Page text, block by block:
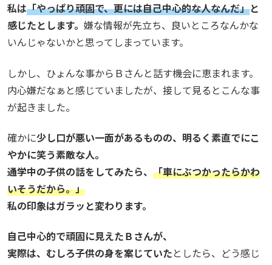
私は「やっぱり頑固で、更には自己中心的な人なんだ」と
感じたとします。 嫌な情報が先立ち、良いところなんかな
いんじゃないかと思ってしまっています。
しかし、ひょんな事からＢさんと話す機会に恵まれます。
内心嫌だなぁと感じていましたが、接して見るとこんな事
が起きました。
確かに少し口が悪い一面があるものの、明るく素直でにこ
やかに笑う素敵な人。
通学中の子供の話をしてみたら、 「車にぶつかったらかわ
いそうだから。」
私の印象はガラッと変わります。
自己中心的で頑固に見えたＢさんが、
実際は、むしろ子供の身を案じていたとしたら、どう感じ